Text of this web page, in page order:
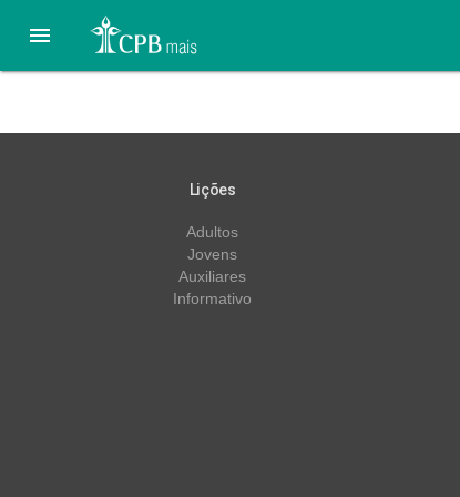

Lições
Adultos
Jovens
Auxiliares
Informativo